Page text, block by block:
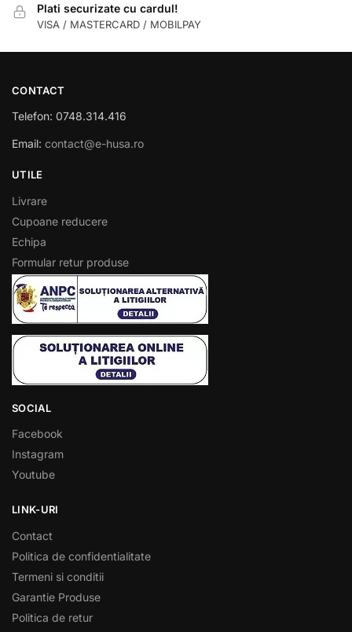
Plati securizate cu cardul!
VISA / MASTERCARD / MOBILPAY
CONTACT
Telefon: 0748.314.416
Email: contact@e-husa.ro
UTILE
Livrare
Cupoane reducere
Echipa
Formular retur produse
SOCIAL
Facebook
Instagram
Youtube
LINK-URI
Contact
Politica de confidentialitate
Termeni si conditii
Garantie Produse
Politica de retur